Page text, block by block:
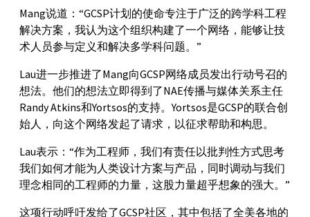
Mang说道：“GCSP计划的使命专注于广泛的跨学科工程
解决方案，我认为这个组织构建了一个网络，能够让技
术人员参与定义和解决多学科问题。”
Lau进一步推进了Mang向GCSP网络成员发出行动号召的
想法。他们的想法立即得到了NAE传播与媒体关系主任
Randy Atkins和Yortsos的支持。Yortsos是GCSP的联合创
始人，向这个网络发起了请求，以征求帮助和构思。
Lau表示：“作为工程师，我们有责任以批判性方式思考
我们如何才能为人类设计方案与产品，同时调动与我们
理念相同的工程师的力量，这股力量超乎想象的强大。”
这项行动呼吁发给了GCSP社区，其中包括了全美各地的